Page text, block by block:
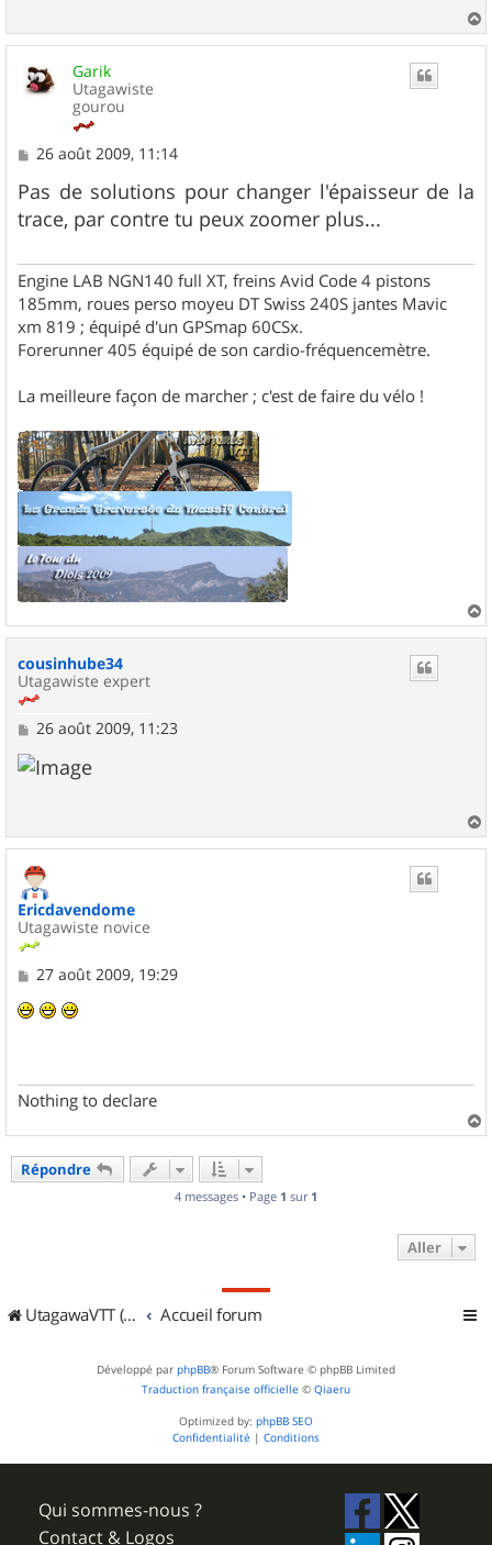
a
Garik
Utagawiste
gourou
M
s
s
a
26 août 2009, 11:14
Pas de solutions pour changer l'épaisseur de la
trace, par contre tu peux zoomer plus...
Engine LAB NGN140 full XT, freins Avid Code 4 pistons
185mm, roues perso moyeu DT Swiss 240S jantes Mavic
xm 819 ; équipé d'un GPSmap 60CSx.
Forerunner 405 équipé de son cardio-fréquencemètre.
La meilleure façon de marcher ; c'est de faire du vélo !
a
cousinhube34
Utagawiste expert
M
s
s
26 août 2009, 11:23
a
u
Ericdavendome
Utagawiste novice
M
s
27 août 2009, 19:29
Nothing to declare
a
Répondre
4 messages • Page 1 sur 1
Aller
UtagawaVTT (Randos VTT et VTTAE avec traces GPS) Accueil forum
Développé par phpBB® Forum Software © phpBB Limited
Traduction française officielle © Qiaeru
Optimized by: phpBB SEO
Confidentialité | Conditions
Qui sommes-nous ?
Contact & Logos